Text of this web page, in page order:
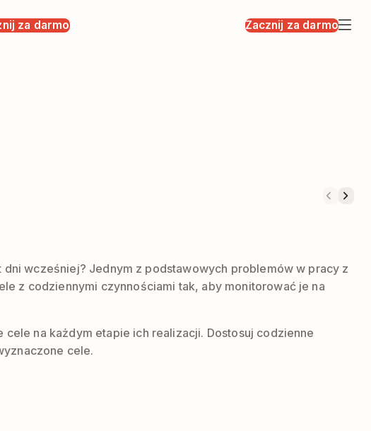
za darmo Zacznij za darmo
wcześniej? Jednym z podstawowych problemów w pracy z
z codziennymi czynnościami tak, aby monitorować je na
na każdym etapie ich realizacji. Dostosuj codzienne
cele.